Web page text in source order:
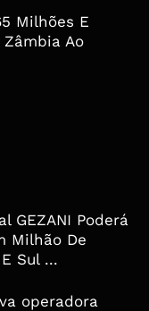
Milhões E
Ao
GEZANI Poderá
Milhão De
Sul ...
operadora